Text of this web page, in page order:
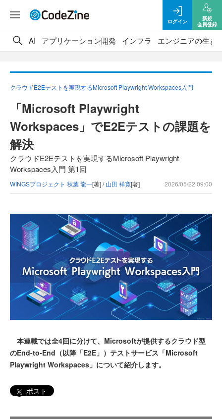
ログイン
新規
会員登録
AI アプリケーション開発 インフラ エンジニアの生き
クラウドE2Eテストを実現するMicrosoft Playwright Workspaces入門
「Microsoft Playwright
Workspaces」でE2Eテストの課題を
解決
クラウドE2Eテストを実現するMicrosoft Playwright
Workspaces入門 第1回
WINGSプロジェクト 秋葉 龍一[著] /山田 祥寛[著] 2026/05/22 09:00
本連載では全4回に分けて、Microsoftが提供するクラウド型
のEnd-to-End（以降「E2E」）テストサービス「Microsoft
Playwright Workspaces」について紹介します。
ポスト